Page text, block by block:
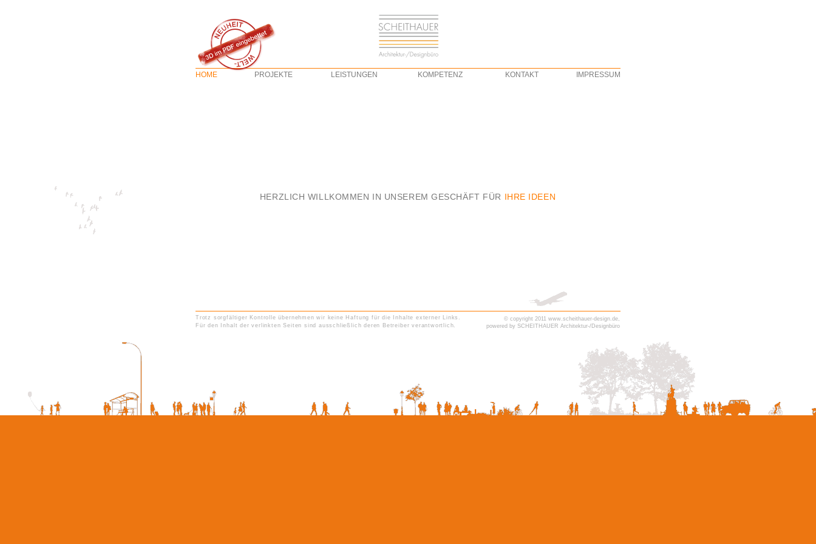
LEISTUNGEN KOMPETENZ KONTAKT IMPRESSUM
HERZLICH WILLKOMMEN IN UNSEREM GESCHÄFT FÜR IHRE IDEEN
Trotz sorgfältiger Kontrolle übernehmen wir keine Haftung für die Inhalte externer Links.
Für den Inhalt der verlinkten Seiten sind ausschließlich deren Betreiber verantwortlich.
© copyright 2011 www.scheithauer-design.de,
powered by SCHEITHAUER Architektur-/Designbüro
HOME PROJEKTE